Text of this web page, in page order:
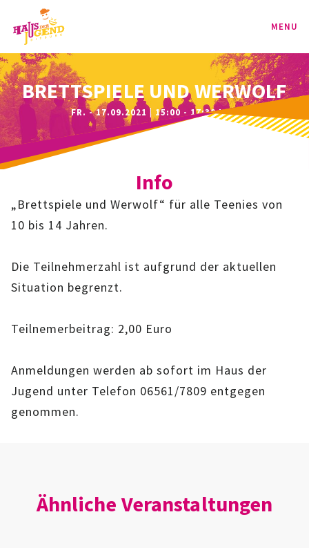
MENU
PROGRAMM
KINDER
JUGEND
BAG-CLASSIC
IMAG
GANZTAGSSCHULE
FERIENANGEBOTE
BRETTSPIELE UND WERWOLF
FR. - 17.09.2021 | 15:00 - 17:30 UHR
Info
„Brettspiele und Werwolf“ für alle Teenies von
10 bis 14 Jahren.
Die Teilnehmerzahl ist aufgrund der aktuellen
Situation begrenzt.
Teilnemerbeitrag: 2,00 Euro
Anmeldungen werden ab sofort im Haus der
Jugend unter Telefon 06561/7809 entgegen
genommen.
Ähnliche Veranstaltungen